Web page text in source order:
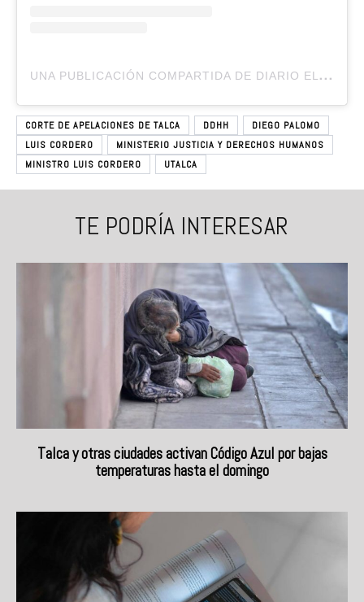
U
NA PUBLICACIÓN COMPARTIDA DE DIARIO EL CENTRO (@DIARIOELCENTRO.CL)
CORTE DE APELACIONES DE TALCA DDHH
DIEGO PALOMO
LUIS CORDERO
MINISTERIO JUSTICIA Y DERECHOS HUMANOS
MINISTRO LUIS CORDERO
UTALCA
TE PODRÍA INTERESAR
Talca y otras ciudades activan Código Azul por bajas
temperaturas hasta el domingo